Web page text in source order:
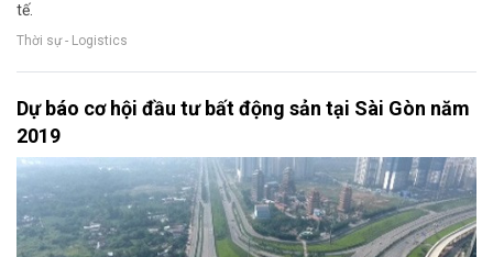
tế.
Thời sự - Logistics
Dự báo cơ hội đầu tư bất động sản tại Sài Gòn năm
2019